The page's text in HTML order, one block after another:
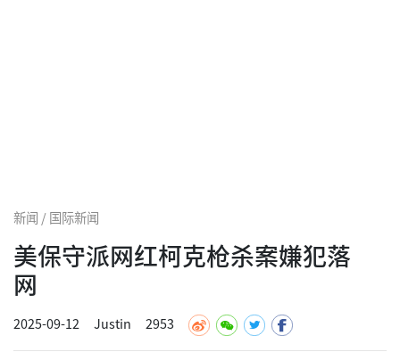
新闻 / 国际新闻
美保守派网红柯克枪杀案嫌犯落
网
2025-09-12 Justin 2953